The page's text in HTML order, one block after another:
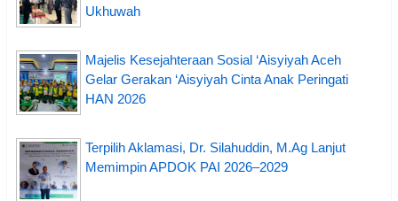
Ukhuwah
Majelis Kesejahteraan Sosial ‘Aisyiyah Aceh
Gelar Gerakan ‘Aisyiyah Cinta Anak Peringati
HAN 2026
Terpilih Aklamasi, Dr. Silahuddin, M.Ag Lanjut
Memimpin APDOK PAI 2026–2029